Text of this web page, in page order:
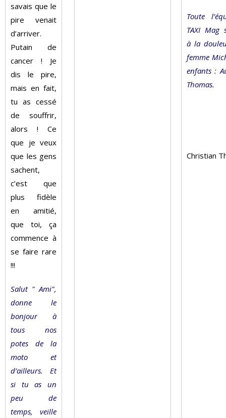
savais que le
pire venait
d’arriver.
Putain de
cancer ! Je
dis le pire,
mais en fait,
tu as cessé
de souffrir,
alors ! Ce
que je veux
que les gens
sachent,
c’est que
plus fidèle
en amitié,
que toi, ça
commence à
se faire rare
!!!
Salut " Ami",
donne le
bonjour à
tous nos
potes de la
moto et
d’ailleurs. Et
si tu as un
peu de
temps, veille
Toute
TAXI Mag
à la
femme
enfants :
Thomas.
Christian